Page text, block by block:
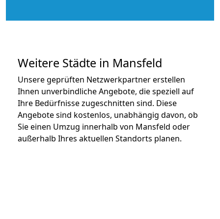
Weitere Städte in Mansfeld
Unsere geprüften Netzwerkpartner erstellen
Ihnen unverbindliche Angebote, die speziell auf
Ihre Bedürfnisse zugeschnitten sind. Diese
Angebote sind kostenlos, unabhängig davon, ob
Sie einen Umzug innerhalb von Mansfeld oder
außerhalb Ihres aktuellen Standorts planen.